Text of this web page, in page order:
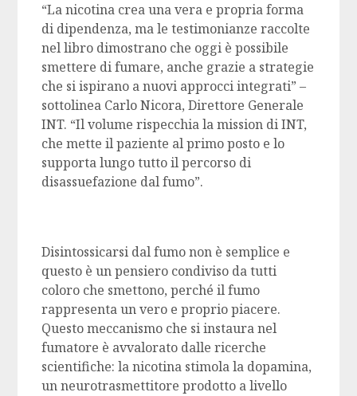
“La nicotina crea una vera e propria forma
di dipendenza, ma le testimonianze raccolte
nel libro dimostrano che oggi è possibile
smettere di fumare, anche grazie a strategie
che si ispirano a nuovi approcci integrati” –
sottolinea Carlo Nicora, Direttore Generale
INT. “Il volume rispecchia la mission di INT,
che mette il paziente al primo posto e lo
supporta lungo tutto il percorso di
disassuefazione dal fumo”.
Disintossicarsi dal fumo non è semplice e
questo è un pensiero condiviso da tutti
coloro che smettono, perché il fumo
rappresenta un vero e proprio piacere.
Questo meccanismo che si instaura nel
fumatore è avvalorato dalle ricerche
scientifiche: la nicotina stimola la dopamina,
un neurotrasmettitore prodotto a livello